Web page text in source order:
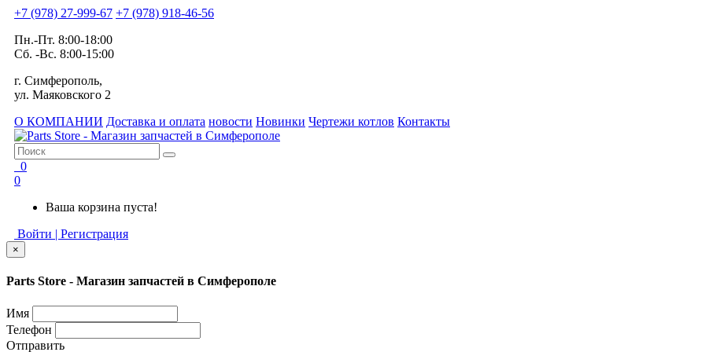
+7 (978) 27-999-67 +7 (978) 918-46-56
Пн.-Пт. 8:00-18:00
Сб. -Вс. 8:00-15:00
г. Симферополь,
ул. Маяковского 2
О КОМПАНИИ Доставка и оплата новости Новинки Чертежи котлов Контакты
0
0
Ваша корзина пуста!
Войти | Регистрация
×
Parts Store - Магазин запчастей в Симферополе
Имя
Телефон
Отправить